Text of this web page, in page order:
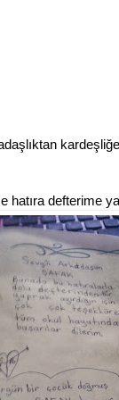
hatıra defterime